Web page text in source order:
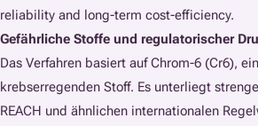
reliability and long-term cost-efficiency.
Gefährliche Stoffe und regulatorischer
Das Verfahren basiert auf Chrom-6 (Cr6),
krebserregenden Stoff. Es unterliegt
REACH und ähnlichen internationalen